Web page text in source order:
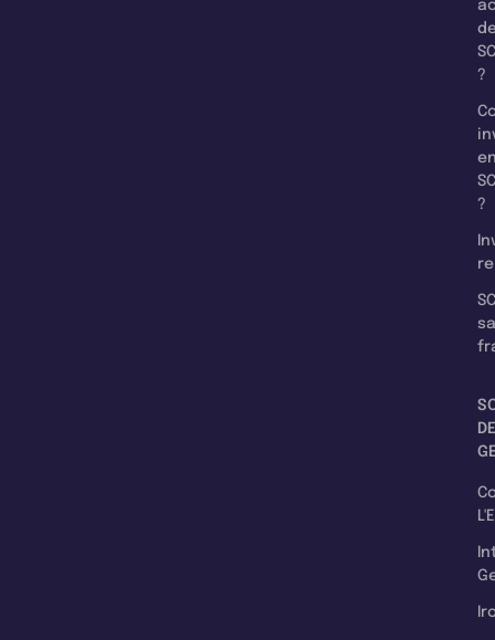
?
?
DE